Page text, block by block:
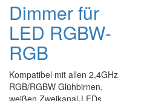
Dimmer für
LED RGBW-
RGB
Kompatibel mit allen 2,4GHz
RGB/RGBW Glühbirnen,
weißen Zweikanal-LEDs